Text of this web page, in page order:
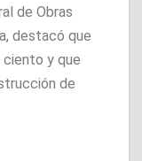
de Obras
destacó que
ciento y que
de